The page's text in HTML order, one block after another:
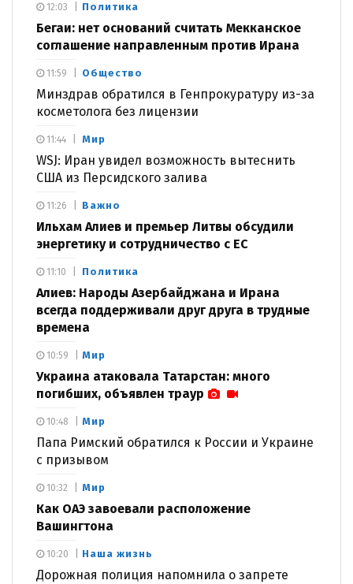
Политика
Бегаи: нет оснований считать Мекканское
соглашение направленным против Ирана
12:03
Общество
Минздрав обратился в Генпрокуратуру из-за
косметолога без лицензии
11:59
Мир
WSJ: Иран увидел возможность вытеснить
США из Персидского залива
11:44
Важно
Ильхам Алиев и премьер Литвы обсудили
энергетику и сотрудничество с ЕС
11:26
Политика
Алиев: Народы Азербайджана и Ирана
всегда поддерживали друг друга в трудные
времена
11:10
Мир
Украина атаковала Татарстан: много
погибших, объявлен траур
10:59
Мир
Папа Римский обратился к России и Украине
с призывом
10:48
Мир
Как ОАЭ завоевали расположение
Вашингтона
10:32
Наша жизнь
Дорожная полиция напомнила о запрете
10:20